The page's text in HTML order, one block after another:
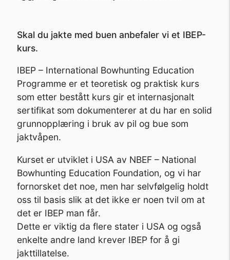
Skal du jakte med buen anbefaler vi et IBEP-
kurs.
IBEP – International Bowhunting Education
Programme er et teoretisk og praktisk kurs
som etter bestått kurs gir et internasjonalt
sertifikat som dokumenterer at du har en solid
grunnopplæring i bruk av pil og bue som
jaktvåpen.
Kurset er utviklet i USA av NBEF – National
Bowhunting Education Foundation, og vi har
fornorsket det noe, men har selvfølgelig holdt
oss til basis slik at det ikke er noen tvil om at
det er IBEP man får.
Dette er viktig da flere stater i USA og også
enkelte andre land krever IBEP for å gi
jakttillatelse.